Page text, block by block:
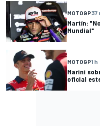
MOTOGP37
Martín:
Mundial"
MOTOGP1 h
Marini
oficial